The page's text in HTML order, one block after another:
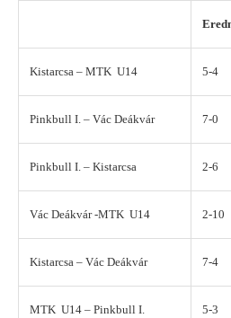
Kistarcsa – MTK U14 5-4
Pinkbull I. – Vác Deákvár 7-0
Pinkbull I. – Kistarcsa 2-6
Vác Deákvár -MTK U14 2-10
Kistarcsa – Vác Deákvár 7-4
MTK U14 – Pinkbull I. 5-3